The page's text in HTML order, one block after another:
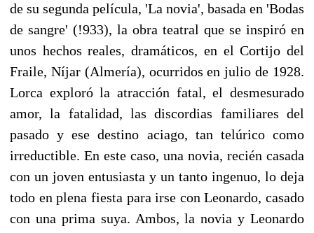
de su segunda película, 'La novia', basada en 'Bodas
de sangre' (!933), la obra teatral que se inspiró en
unos hechos reales, dramáticos, en el Cortijo del
Fraile, Níjar (Almería), ocurridos en julio de 1928.
Lorca exploróla atracción fatal, el desmesurado
amor, la fatalidad, las discordias familiares del
pasado y ese destino aciago, tan telúricocomo
irreductible. En este caso, una novia, recién casada
con un joven entusiasta y un tanto ingenuo, lo deja
todo en plena fiesta para irse con Leonardo, casado
con una prima suya. Ambos, la novia y Leonardo